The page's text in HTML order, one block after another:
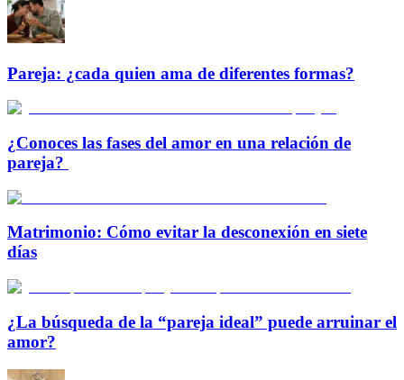
Pareja: ¿cada quien ama de diferentes formas?
¿Conoces las fases del amor en una relación de
pareja?
Matrimonio: Cómo evitar la desconexión en siete
días
¿La búsqueda de la “pareja ideal” puede arruinar el
amor?